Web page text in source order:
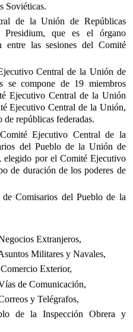
Soviéticas.
de la Unión de Repúblicas
Presidium, que es el órgano
las sesiones del Comité
Central de la Unión de
se compone de 19 miembros
Ejecutivo Central de la Unión
Ejecutivo Central de la Unión,
repúblicas federadas.
Ejecutivo Central de la
del Pueblo de la Unión de
elegido por el Comité Ejecutivo
de duración de los poderes de
Comisarios del Pueblo de la
Extranjeros,
Militares y Navales,
Exterior,
de Comunicación,
y Telégrafos,
de la Inspección Obrera y